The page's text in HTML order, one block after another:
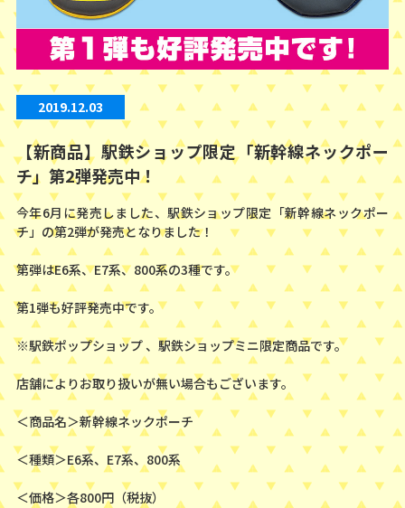
2019.12.03
【新商品】駅鉄ショップ限定「新幹線ネックポー
チ」第2弾発売中！
今年6月に発売しました、駅鉄ショップ限定「新幹線ネックポー
チ」の第2弾が発売となりました！
第弾はE6系、E7系、800系の3種です。
第1弾も好評発売中です。
※駅鉄ポップショップ 、駅鉄ショップミニ限定商品です。
店舗によりお取り扱いが無い場合もございます。
＜商品名＞新幹線ネックポーチ
＜種類＞E6系、E7系、800系
＜価格＞各800円（税抜）